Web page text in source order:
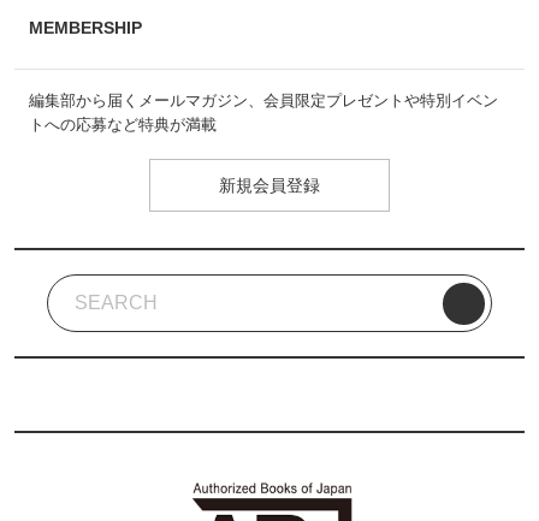
MEMBERSHIP
編集部から届くメールマガジン、会員限定プレゼントや特別イベン
トへの応募など特典が満載
新規会員登録